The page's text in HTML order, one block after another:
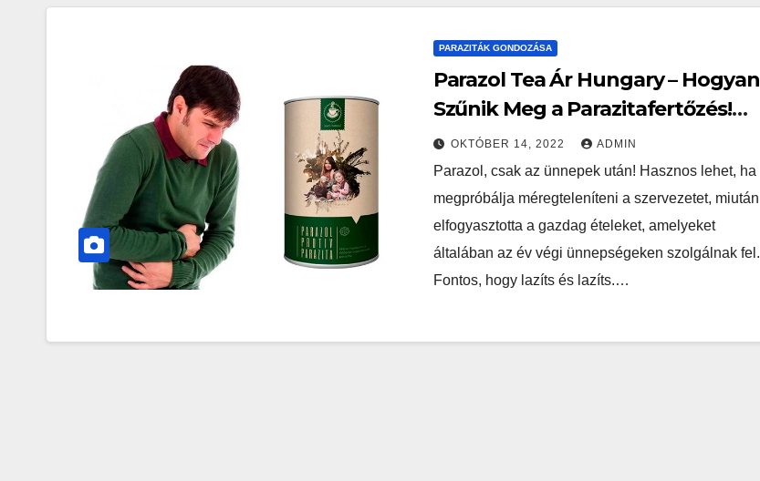
PARAZITÁK GONDOZÁSA
Parazol Tea Ár Hungary – Hogyan
Szűnik Meg a Parazitafertőzés!
Megvesz
OKTÓBER 14, 2022 ADMIN
Parazol, csak az ünnepek után! Hasznos lehet, ha
megpróbálja méregteleníteni a szervezetet, miután
elfogyasztotta a gazdag ételeket, amelyeket
általában az év végi ünnepségeken szolgálnak fel.
Fontos, hogy lazíts és lazíts.…